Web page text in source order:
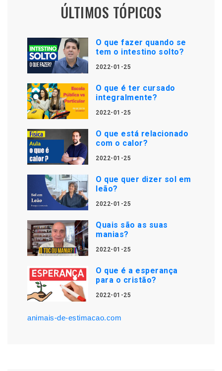
ÚLTIMOS TÓPICOS
O que fazer quando se
tem o intestino solto?
2022-01-25
O que é ter cursado
integralmente?
2022-01-25
O que está relacionado
com o calor?
2022-01-25
O que quer dizer sol em
leão?
2022-01-25
Quais são as suas
manias?
2022-01-25
O que é a esperança
para o cristão?
2022-01-25
animais-de-estimacao.com